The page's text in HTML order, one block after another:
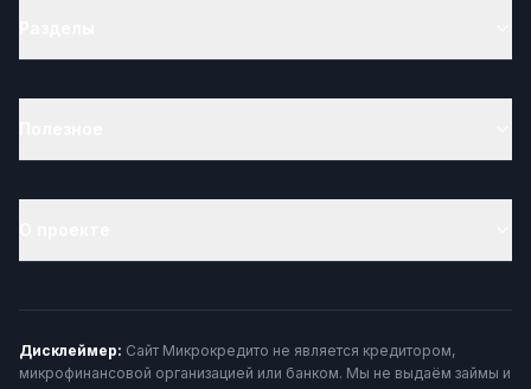
Дисклеймер: Сайт Микрокредито не является кредитором,
микрофинансовой организацией или банком. Мы не выдаём займы и